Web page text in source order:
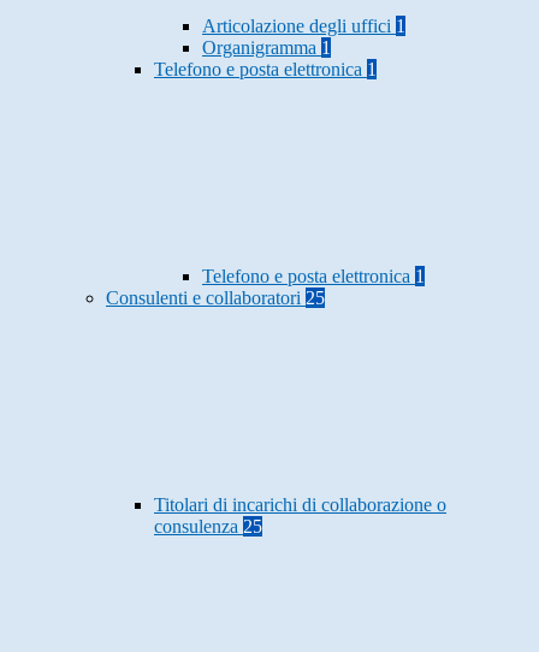
Articolazione degli uffici 1
Organigramma 1
Telefono e posta elettronica 1
Telefono e posta elettronica 1
Consulenti e collaboratori 25
Titolari di incarichi di collaborazione o
consulenza 25